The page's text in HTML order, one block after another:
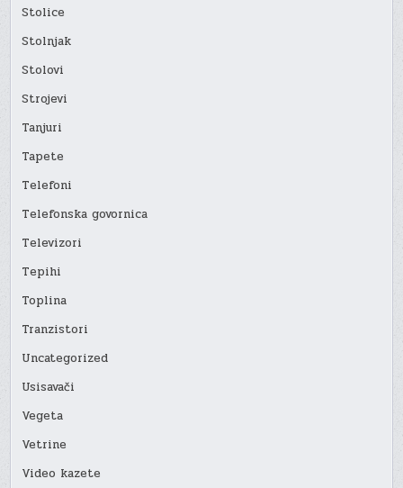
Stolice
Stolnjak
Stolovi
Strojevi
Tanjuri
Tapete
Telefoni
Telefonska govornica
Televizori
Tepihi
Toplina
Tranzistori
Uncategorized
Usisavači
Vegeta
Vetrine
Video kazete